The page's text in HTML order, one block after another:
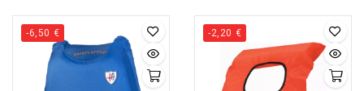
-6,50 € -2,20 €